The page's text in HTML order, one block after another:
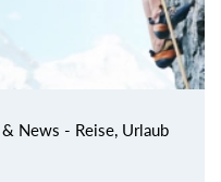
News - Reise, Urlaub